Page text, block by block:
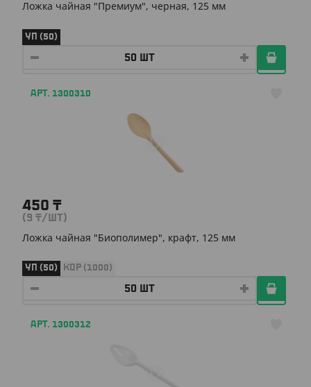
Ложка чайная "Премиум", черная, 125 мм
УП (50)
АРТ. 1300310
450 ₸
(9 ₸/ШТ)
Ложка чайная "Биополимер", крафт, 125 мм
УП (50) КОР (1000)
АРТ. 1300312